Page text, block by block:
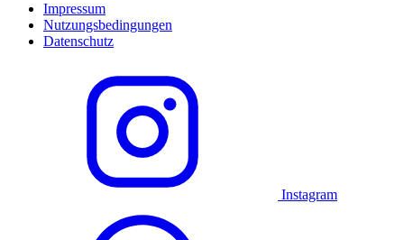
Impressum
Nutzungsbedingungen
Datenschutz
Instagram